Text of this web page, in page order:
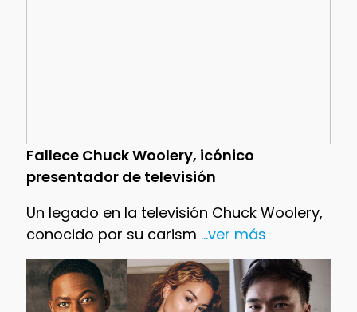
Fallece Chuck Woolery, icónico
presentador de televisión
Un legado en la televisión Chuck Woolery,
conocido por su carism ...ver más